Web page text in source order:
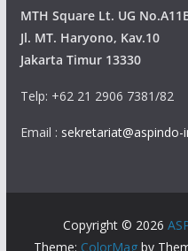
MTH Square Lt. UG
Jl. MT. Haryono, Kav.10
Jakarta Timur 13330
Telp: +62 21 2906 7381/82
Email : sekretariat@aspindo-
Copyright © 2026
Theme: ColorMagby